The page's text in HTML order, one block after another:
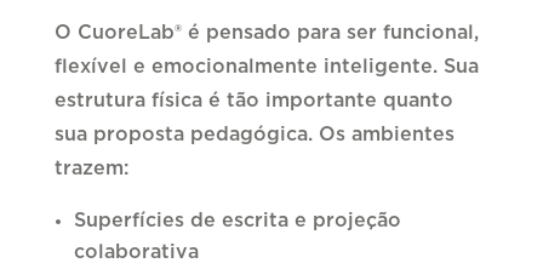
O CuoreLab® é pensado para ser funcional,
flexível e emocionalmente inteligente. Sua
estrutura física é tão importante quanto
sua proposta pedagógica. Os ambientes
trazem:
Superfícies de escrita e projeção
colaborativa